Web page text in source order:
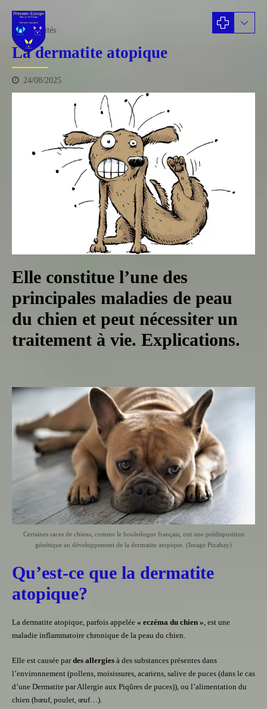
actualités
La dermatite atopique
24/08/2025
Elle constitue l’une des
principales maladies de peau
du chien et peut nécessiter un
traitement à vie. Explications.
Certaines races de chiens, comme le bouledogue français, ont une prédisposition
génétique au développement de la dermatite atopique. (Image Pixabay)
Qu’est-ce que la dermatite
atopique?
La dermatite atopique, parfois appelée « eczéma du chien » , est une
maladie inflammatoire chronique de la peau du chien.
Elle est causée pardes allergies à des substances présentes dans
l’environnement (pollens, moisissures, acariens, salive de puces (dans le cas
d’une Dermatite par Allergie aux Piqûres de puces)), ou l’alimentation du
chien (bœuf, poulet, œuf…).